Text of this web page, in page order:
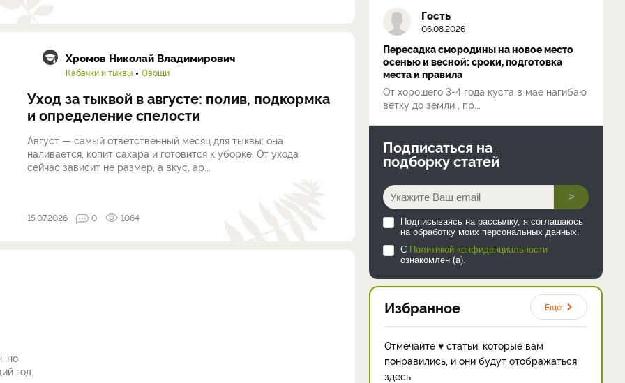
Хромов Николай Владимирович
Кабачки и тыквы Овощи
Уход за тыквой в августе: полив, подкормка
и определение спелости
Август — самый ответственный месяц для тыквы: она
наливается, копит сахара и готовится к уборке. От ухода
сейчас зависит не размер, а вкус, ар...
15.07.2026 0 1064
но
год.
Гость
06.08.2026
Пересадка смородины на новое место
осенью и весной: сроки, подготовка
места и правила
От хорошего 3-4 года куста в мае нагибаю
ветку до земли , пр...
Подписаться на
подборку статей
>
Подписываясь на рассылку, я соглашаюсь
на обработку моих персональных данных.
С Политикой конфиденциальности
ознакомлен (а).
Избранное Еще
Отмечайте ♥ статьи, которые вам
понравились, и они будут отображаться
здесь